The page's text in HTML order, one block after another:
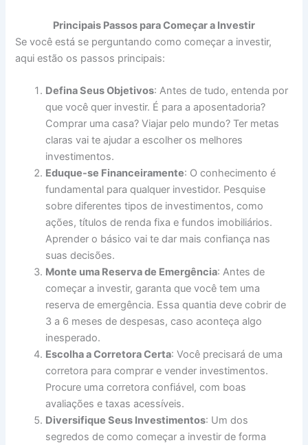
Principais Passos para Começar a Investir
Se você está se perguntando como começar a investir,
aqui estão os passos principais:
Defina Seus Objetivos: Antes de tudo, entenda por
que você quer investir. É para a aposentadoria?
Comprar uma casa? Viajar pelo mundo? Ter metas
claras vai te ajudar a escolher os melhores
investimentos.
Eduque-se Financeiramente: O conhecimento é
fundamental para qualquer investidor. Pesquise
sobre diferentes tipos de investimentos, como
ações, títulos de renda fixa e fundos imobiliários.
Aprender o básico vai te dar mais confiança nas
suas decisões.
Monte uma Reserva de Emergência: Antes de
começar a investir, garanta que você tem uma
reserva de emergência. Essa quantia deve cobrir de
3 a 6 meses de despesas, caso aconteça algo
inesperado.
Escolha a Corretora Certa: Você precisará de uma
corretora para comprar e vender investimentos.
Procure uma corretora confiável, com boas
avaliações e taxas acessíveis.
Diversifique Seus Investimentos: Um dos
segredos de como começar a investir de forma